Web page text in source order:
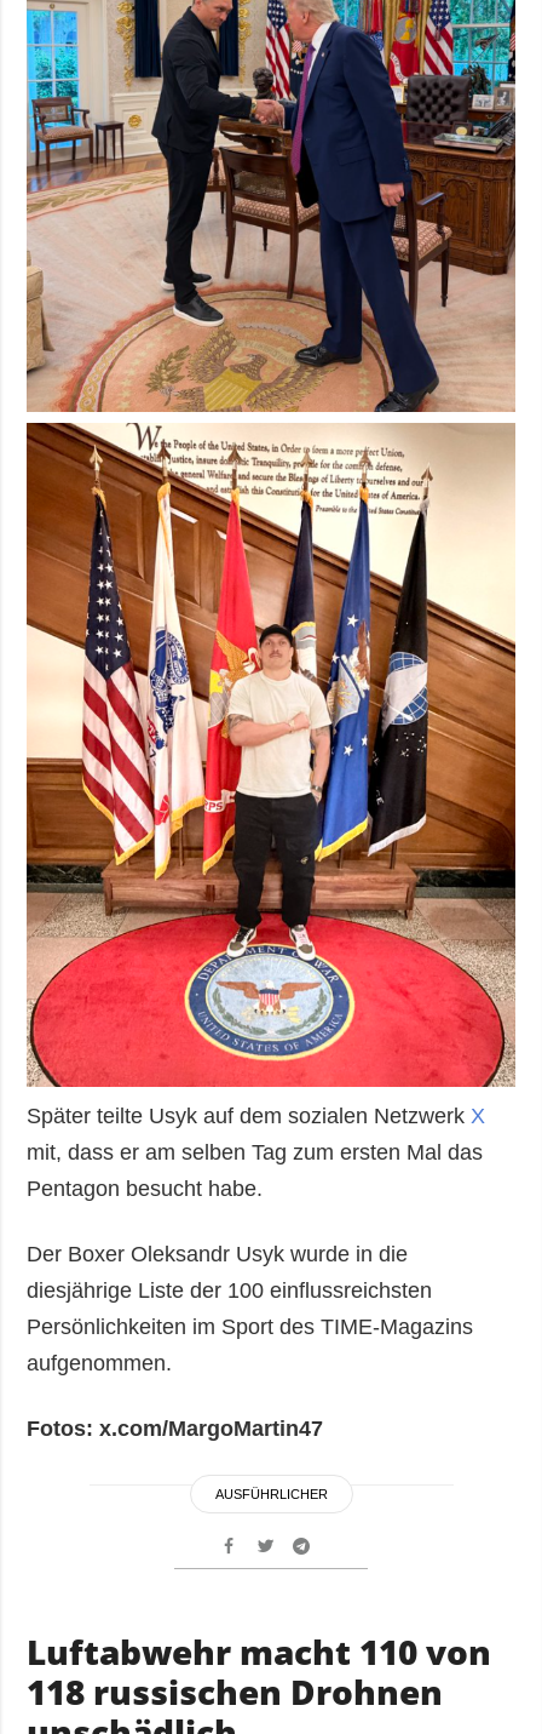
Später teilte Usyk auf dem sozialen Netzwerk X
mit, dass er am selben Tag zum ersten Mal das
Pentagon besucht habe.
Der Boxer Oleksandr Usyk wurde in die
diesjährige Liste der 100 einflussreichsten
Persönlichkeiten im Sport des TIME-Magazins
aufgenommen.
Fotos: x.com/MargoMartin47
AUSFÜHRLICHER
Luftabwehr macht 110 von
118 russischen Drohnen